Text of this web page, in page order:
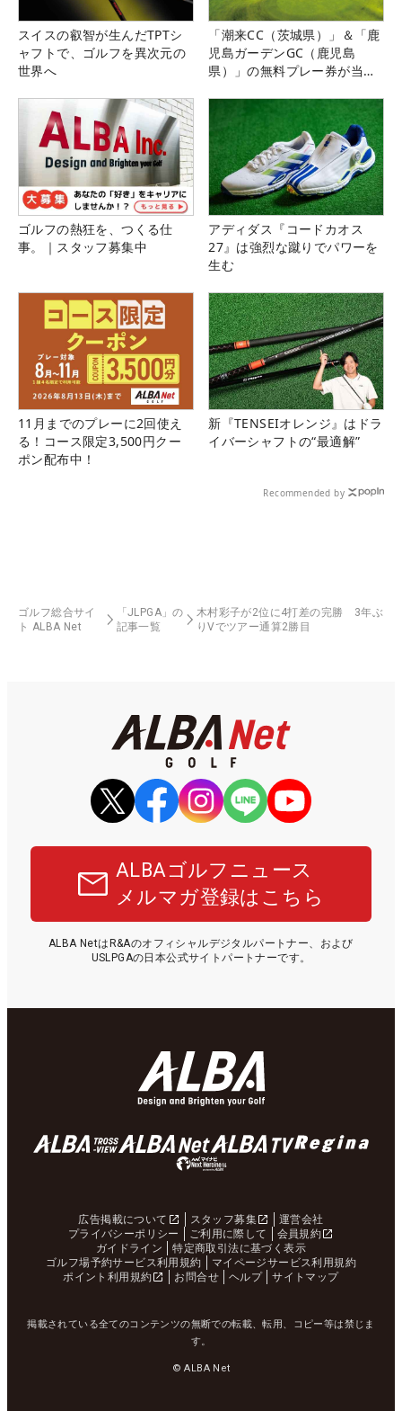
スイスの叡智が生んだTPTシ
ャフトで、ゴルフを異次元の
世界へ
「潮来CC（茨城県）」＆「鹿
児島ガーデンGC（鹿児島
県）」の無料プレー券が当た
ゴルフの熱狂を、つくる仕
事。｜スタッフ募集中
アディダス『コードカオス
27』は強烈な蹴りでパワーを
生む
11月までのプレーに2回使え
る！コース限定3,500円クー
ポン配布中！
新『TENSEIオレンジ』はドラ
イバーシャフトの“最適解”
Recommended by
ゴルフ総合サイ
ト ALBA Net
「JLPGA」の
記事一覧
木村彩子が2位に4打差の完勝 3年ぶ
りVでツアー通算2勝目
ALBAゴルフニュース
メルマガ登録はこちら
ALBA NetはR&Aのオフィシャルデジタルパートナー、および
USLPGAの日本公式サイトパートナーです。
広告掲載について スタッフ募集
運営会社
プライバシーポリシー
ご利用に際して
会員規約
ガイドライン
特定商取引法に基づく表示
ゴルフ場予約サービス利用規約
マイページサービス利用規約
ポイント利用規約
お問合せ ヘルプ サイトマップ
掲載されている全てのコンテンツの無断での転載、転用、コピー等は禁じま
す。
© ALBA Net